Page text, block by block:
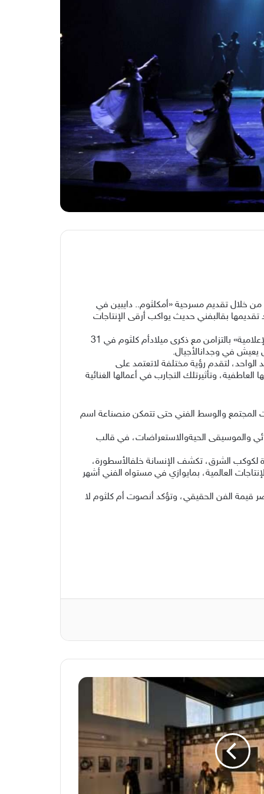
من خلال تقديم مسرحية «أمكلثوم.. دايبين في
كوكب الشرق ويعيد تقديمها بقالبفني حديث يواكب أرقى الإنتاجات
ويأتي العرض، الذي تنتجه شركة «فضائية للإنتاج الفني» للمنتج الرئيس التنفيذي حمد عبد الرضا بالتعاون مع «مجموعة السلام الإعلامية» بالتزامن مع ذكرى ميلادأم كلثوم في 31
يعيش في وجدانالأجيال.
لتقدم رؤية مختلفة لاتعتمد على
وتأثيرتلك التجارب في أعمالها الغنائية
المجتمع والوسط الفني حتى تتمكن منصناعة اسم
والموسيقى الحيةوالاستعراضات، في قالب
لكوكب الشرق، تكشف الإنسانة خلفالأسطورة،
العالمية، بمايوازي في مستواه الفني أشهر
قيمة الفن الحقيقي، وتؤكد أنصوت أم كلثوم لا